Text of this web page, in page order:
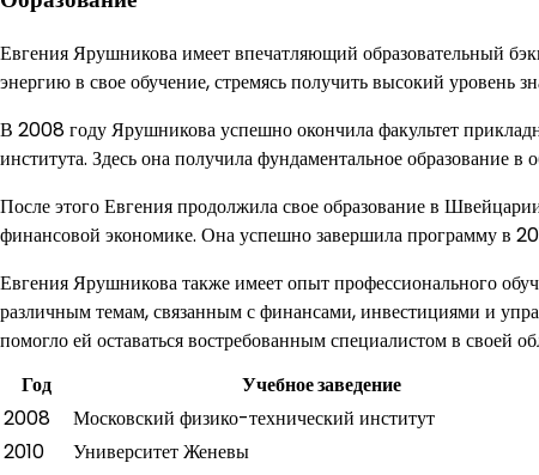
Евгения Ярушникова имеет впечатляющий образовательный
энергию в свое обучение, стремясь получить высокий уровень
В 2008 году Ярушникова успешно окончила факультет
института. Здесь она получила фундаментальное образование
После этого Евгения продолжила свое образование в
финансовой экономике. Она успешно завершила программу в
Евгения Ярушникова также имеет опыт профессионального
различным темам, связанным с финансами, инвестициями и
помогло ей оставаться востребованным специалистом в своей
Год
Учебное заведение
2008
Московский физико-технический институт
2010
Университет Женевы